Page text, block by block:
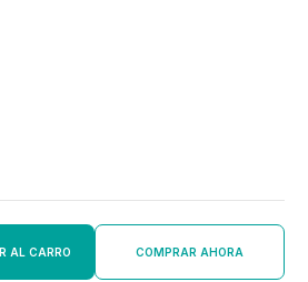
AL CARRO COMPRAR AHORA